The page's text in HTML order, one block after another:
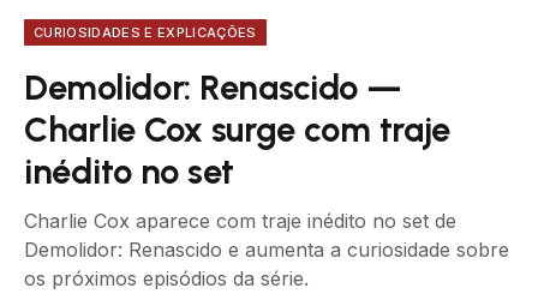
CURIOSIDADES E EXPLICAÇÕES
Demolidor: Renascido —
Charlie Cox surge com traje
inédito no set
Charlie Cox aparece com traje inédito no set de
Demolidor: Renascido e aumenta a curiosidade sobre
os próximos episódios da série.